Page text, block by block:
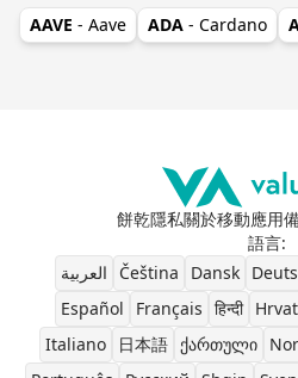
AAVE - Aave ADA - Cardano
餅乾隱私關於移動應用
語言:
العربية
Čeština Dansk
Español
Français हिन्दी
Italiano
日本語 ქართული